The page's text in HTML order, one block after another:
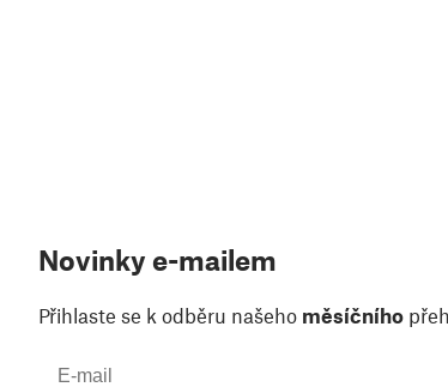
Novinky e-mailem
Přihlaste se k odběru našeho měsíčního